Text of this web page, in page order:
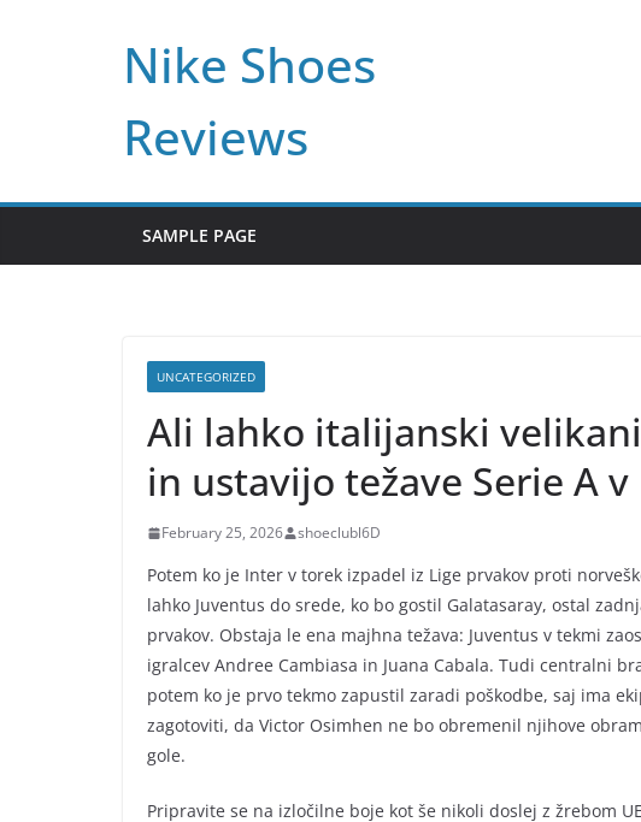
Nike Shoes
Reviews
SAMPLE PAGE
UNCATEGORIZED
Ali lahko italijanski
in ustavijo težave Serie A
February 25, 2026 shoeclubl6D
Potem ko je Inter v torek izpadel iz Lige prvakov proti
lahko Juventus do srede, ko bo gostil Galatasaray, ostal
prvakov. Obstaja le ena majhna težava: Juventus v tekmi
igralcev Andree Cambiasa in Juana Cabala. Tudi centralni
potem ko je prvo tekmo zapustil zaradi poškodbe, saj ima
zagotoviti, da Victor Osimhen ne bo obremenil njihove
gole.
Pripravite se na izločilne boje kot še nikoli doslej z žrebom